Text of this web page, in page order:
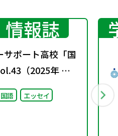
報誌
サポート高校「国
（2025年 春
国語 エッセイ